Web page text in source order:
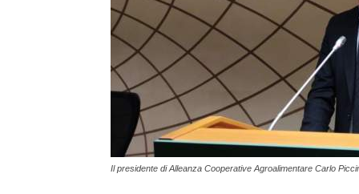
Il presidente di Alleanza Cooperative Agroalimentare Carlo